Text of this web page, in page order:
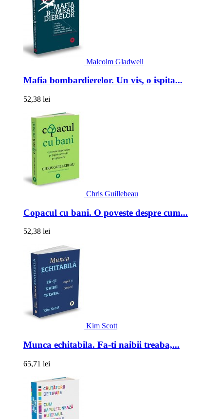
Malcolm Gladwell
Mafia bombardierelor. Un vis, o ispita...
52,38 lei
Chris Guillebeau
Copacul cu bani. O poveste despre cum...
52,38 lei
Kim Scott
Munca echitabila. Fa-ti naibii treaba,...
65,71 lei